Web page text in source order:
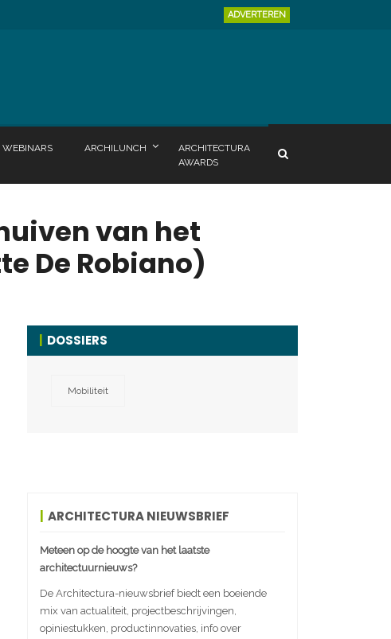
ADVERTEREN
WEBINARS ARCHILUNCH
ARCHITECTURA
AWARDS
van het
De Robiano)
DOSSIERS
Mobiliteit
ARCHITECTURA NIEUWSBRIEF
Meteen op de hoogte van het laatste
architectuurnieuws?
De Architectura-nieuwsbrief biedt een boeiende
mix van actualiteit, projectbeschrijvingen,
opiniestukken, productinnovaties, info over